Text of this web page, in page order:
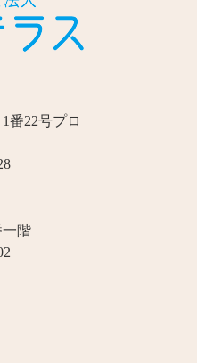
番22号プロ
一階